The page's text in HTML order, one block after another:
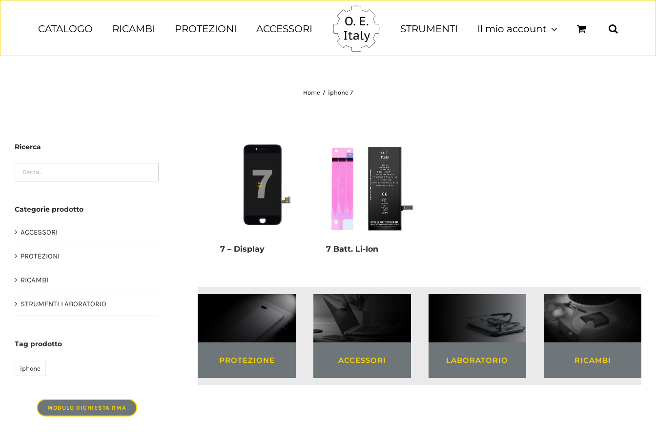
CATALOGO RICAMBI PROTEZIONI ACCESSORI STRUMENTI Il mio account
Home / iphone 7
7 – Display 7 Batt. Li-Ion
PROTEZIONE ACCESSORI LABORATORIO RICAMBI
Ricerca
Categorie prodotto
ACCESSORI
PROTEZIONI
RICAMBI
STRUMENTI LABORATORIO
Tag prodotto
iphone
MODULO RICHIESTA RMA